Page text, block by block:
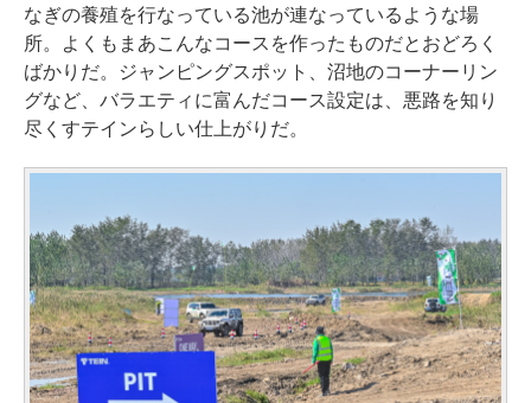
なぎの養殖を行なっている池が連なっているような場
所。よくもまあこんなコースを作ったものだとおどろく
ばかりだ。ジャンピングスポット、沼地のコーナーリン
グなど、バラエティに富んだコース設定は、悪路を知り
尽くすテインらしい仕上がりだ。